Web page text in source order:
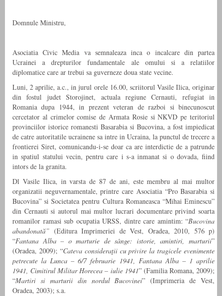
Domnule Ministru,
Asociatia Civic Media va semnaleaza inca o incalcare din partea
Ucrainei a drepturilor fundamentale ale omului si a relatiilor
diplomatice care ar trebui sa guverneze doua state vecine.
Luni, 2 aprilie, a.c., in jurul orele 16.00, scriitorul Vasile Ilica, originar
din fostul judet Storojinet, actuala regiune Cernauti, refugiat in
Romania dupa 1944, in prezent veteran de razboi si binecunoscut
cercetator al crimelor comise de Armata Rosie si NKVD pe teritoriul
provinciilor istorice romanesti Basarabia si Bucovina, a fost impiedicat
de catre autoritatile ucrainene sa intre in Ucraina, la punctul de trecere a
frontierei Siret, comunicandu-i-se doar ca are interdictie de a patrunde
in spatiul statului vecin, pentru care i s-a inmanat si o dovada, fiind
intors de la granita.
Dl Vasile Ilica, in varsta de 87 de ani, este membru al mai multor
organizatii neguvernamentale, printre care Asociatia “Pro Basarabia si
Bucovina” si Societatea pentru Cultura Romaneasca “Mihai Eminescu”
din Cernauti si autorul mai multor lucrari documentare privind soarta
romanilor ramasi sub ocupatia URSS, dintre care amintim: “Bucovina
abandonată” (Editura Imprimeriei de Vest, Oradea, 2010, 576 p)
“Fantana Alba – o marturie de sânge: istorie, amintiri, marturii”
(Oradea, 2009); “Cateva consideraţii cu privire la tragicele evenimente
petrecute la Lunca – 6/7 februarie 1941, Fantana Alba – 1 aprilie
1941, Cimitirul Militar Horecea – iulie 1941” (Familia Romana, 2009);
“Martiri si marturii din nordul Bucovinei” (Imprimeria de Vest,
Oradea, 2003); s.a.